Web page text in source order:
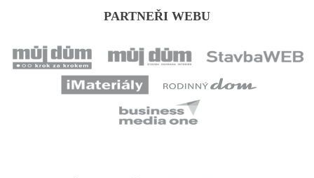
PARTNEŘI WEBU